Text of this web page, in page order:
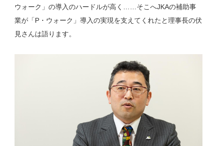
ウォーク」の導入のハードルが高く……そこへJKAの補助事
業が「P・ウォーク」導入の実現を支えてくれたと理事長の伏
見さんは語ります。